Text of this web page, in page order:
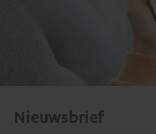
Nieuwsbrief